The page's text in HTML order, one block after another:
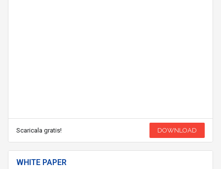
Scaricala gratis! DOWNLOAD
WHITE PAPER